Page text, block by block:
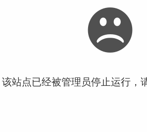
站点已经被管理员停止运行，